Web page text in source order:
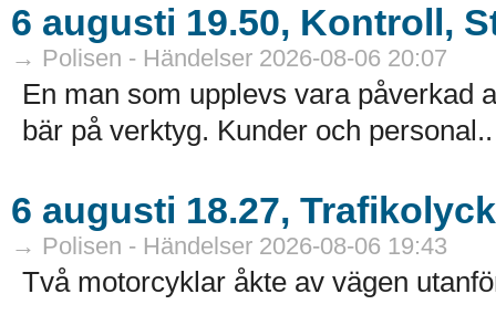
6 augusti 19.50, Kontroll,
→ Polisen - Händelser 2026-08-06 20:07
En man som upplevs vara påverkad
bär på verktyg. Kunder och personal..
6 augusti 18.27,
→ Polisen - Händelser 2026-08-06 19:43
Två motorcyklar åkte av vägen